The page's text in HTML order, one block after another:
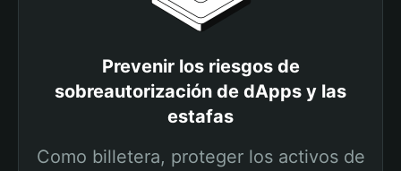
Prevenir los riesgos de
sobreautorización de dApps y las
estafas
Como billetera, proteger los activos de